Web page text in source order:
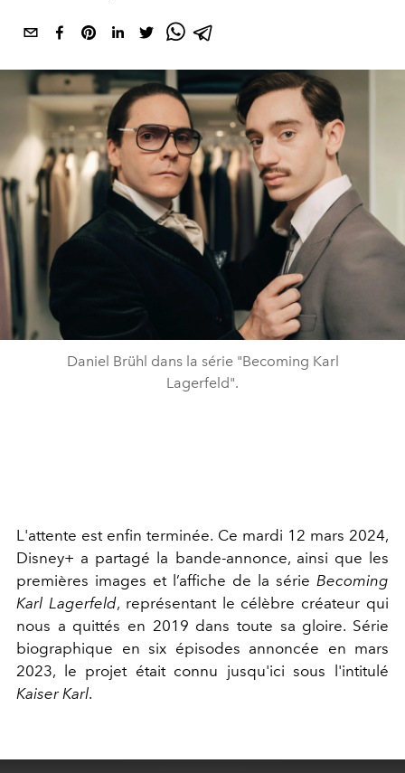
Daniel Brühl dans la série "Becoming Karl
Lagerfeld".
L'attente est enfin terminée. Ce mardi 12 mars 2024,
Disney+ a partagé la bande-annonce, ainsi que les
premières images et l’affiche de la série Becoming
Karl Lagerfeld, représentant le célèbre créateur qui
nous a quittés en 2019 dans toute sa gloire. Série
biographique en six épisodes annoncée en mars
2023, le projet était connu jusqu'ici sous l'intitulé
Kaiser Karl.